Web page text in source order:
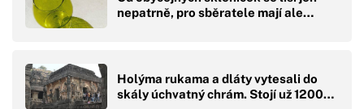
nepatrně, pro sběratele mají ale…
Holýma rukama a dláty vytesali do
skály úchvatný chrám. Stojí už 1200…